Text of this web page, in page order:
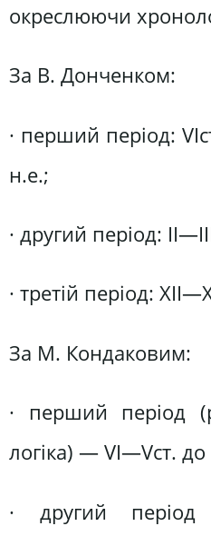
окреслюючи
За В. Донченком:
· перший період:
н.е.;
· другий період:
· третій період:
За М. Кондаковим:
· перший період
логіка) — VI—Vст.
· другий період